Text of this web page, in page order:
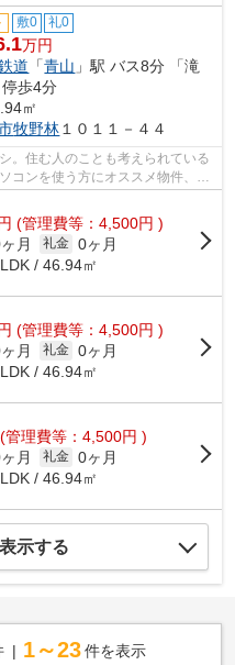
敷0 礼0
万円
道 「青山 」駅 バス8分 「滝
歩4分
㎡
牧野林１０１１－４４
。住む人のことも考えられている
コンを使う方にオススメ物件、ネ
(管理費等：4,500円 )
月 礼金 0ヶ月
/ 46.94㎡
(管理費等：4,500円 )
月 礼金 0ヶ月
/ 46.94㎡
(管理費等：4,500円 )
月 礼金 0ヶ月
/ 46.94㎡
示する
1～23 件を表示